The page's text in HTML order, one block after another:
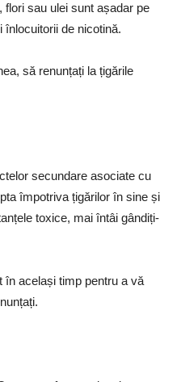
flori sau ulei sunt așadar pe
înlocuitorii de nicotină.
să renunțați la țigările
secundare asociate cu
împotriva țigărilor în sine și
toxice, mai întâi gândiți-
în același timp pentru a vă